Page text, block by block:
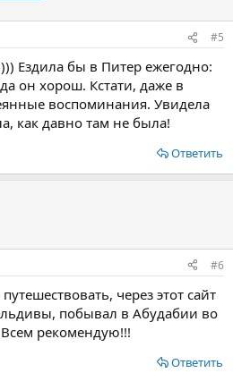
#5
Ездила бы в Питер ежегодно:
он хорош. Кстати, даже в
воспоминания. Увидела
как давно там не была!
Ответить
#6
через этот сайт
побывал в Абудабии во
рекомендую!!!
Ответить